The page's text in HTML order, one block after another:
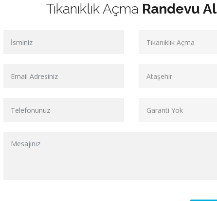
Tıkanıklık Açma Randevu Al